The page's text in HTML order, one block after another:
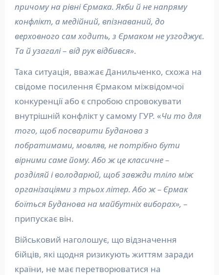
причому на рівні Єрмака. Якби й не напряму
конфлікт, а медійний, впізнаваний, до
верховного сам ходить, з Єрмаком не узгоджує.
Та й узагалі– від рук відбився».
Така ситуація, вважає Данильченко, схожа на
свідоме посилення Єрмаком міжвідомчої
конкуренції або є спробою спровокувати
внутрішній конфлікт у самому ГУР. «Чи то для
того, щоб посварити Буданова з
побратимами, мовляв, не потрібно бути
вірними саме йому. Або ж це класичне –
розділяй і володарюй, щоб завжди тліло між
організаціями з трьох літер. Або ж – Єрмак
боїться Буданова на майбутніх виборах», –
припускає він.
Військовий наголошує, що відзначення
бійців, які щодня ризикують життям заради
країни, не має перетворюватися на